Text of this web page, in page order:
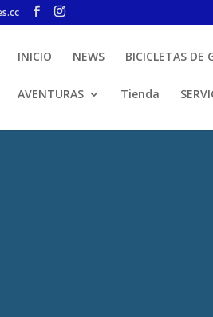
INICIO NEWS BICICLETAS DE
AVENTURAS Tienda